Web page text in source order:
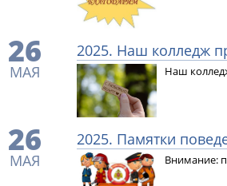
26
МАЯ
2025. Наш колледж
Наш
26
МАЯ
2025. Памятки
Внимание: